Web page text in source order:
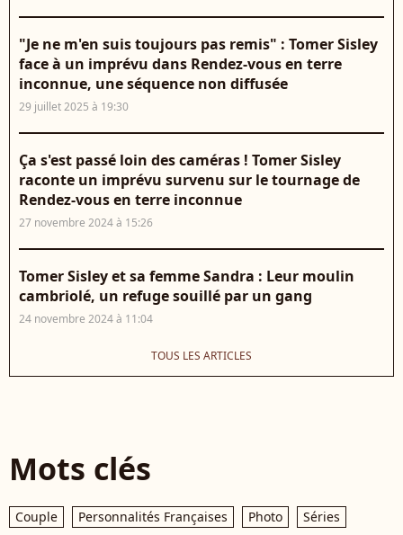
"Je ne m'en suis toujours pas remis" : Tomer Sisley
face à un imprévu dans Rendez-vous en terre
inconnue, une séquence non diffusée
29 juillet 2025 à 19:30
Ça s'est passé loin des caméras ! Tomer Sisley
raconte un imprévu survenu sur le tournage de
Rendez-vous en terre inconnue
27 novembre 2024 à 15:26
Tomer Sisley et sa femme Sandra : Leur moulin
cambriolé, un refuge souillé par un gang
24 novembre 2024 à 11:04
TOUS LES ARTICLES
Mots clés
Couple Personnalités Françaises Photo Séries